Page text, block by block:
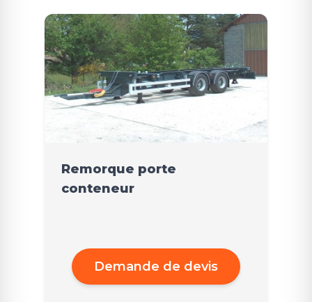
Remorque porte
conteneur
Demande de devis